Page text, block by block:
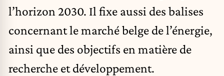
l’horizon 2030. Il fixe aussi des balises
concernant le marché belge de l’énergie,
ainsi que des objectifs en matière de
recherche et développement.